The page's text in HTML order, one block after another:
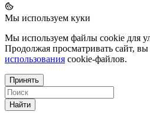
Мы используем куки
Мы используем файлы cookie для
Продолжая просматривать сайт, вы
использования cookie-файлов.
Принять
Найти